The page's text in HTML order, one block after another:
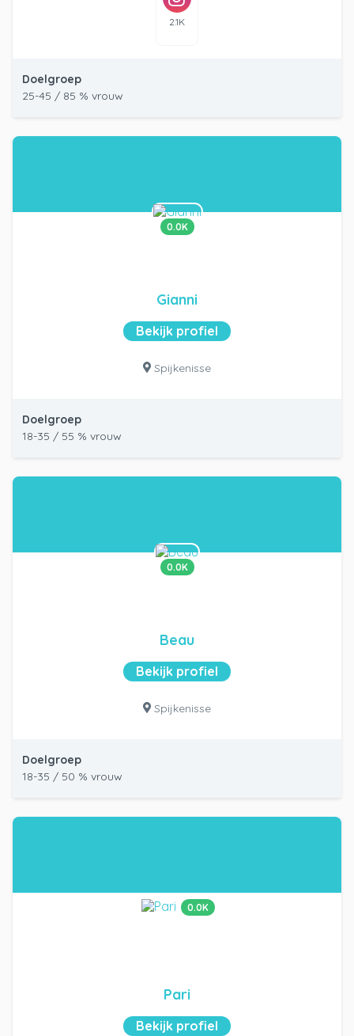
2.1K
Doelgroep
25-45 / 85 % vrouw
0.0K
Gianni
Bekijk profiel
Spijkenisse
Doelgroep
18-35 / 55 % vrouw
0.0K
Beau
Bekijk profiel
Spijkenisse
Doelgroep
18-35 / 50 % vrouw
0.0K
Pari
Bekijk profiel